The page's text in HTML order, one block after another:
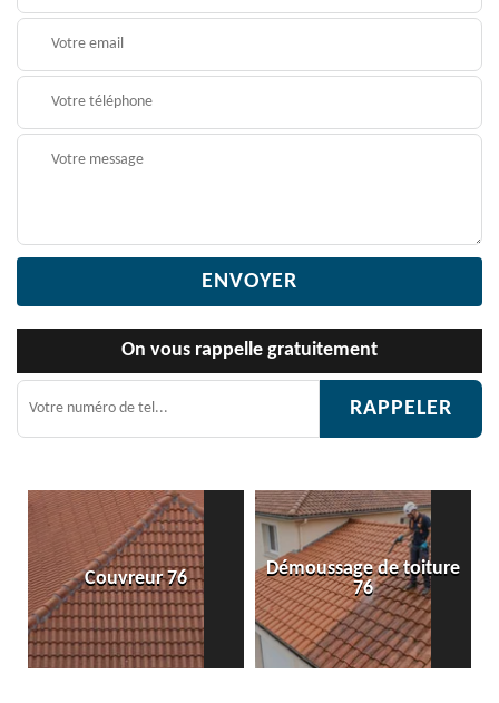
On vous rappelle gratuitement
Couvreur 76
Démoussage de toiture
76